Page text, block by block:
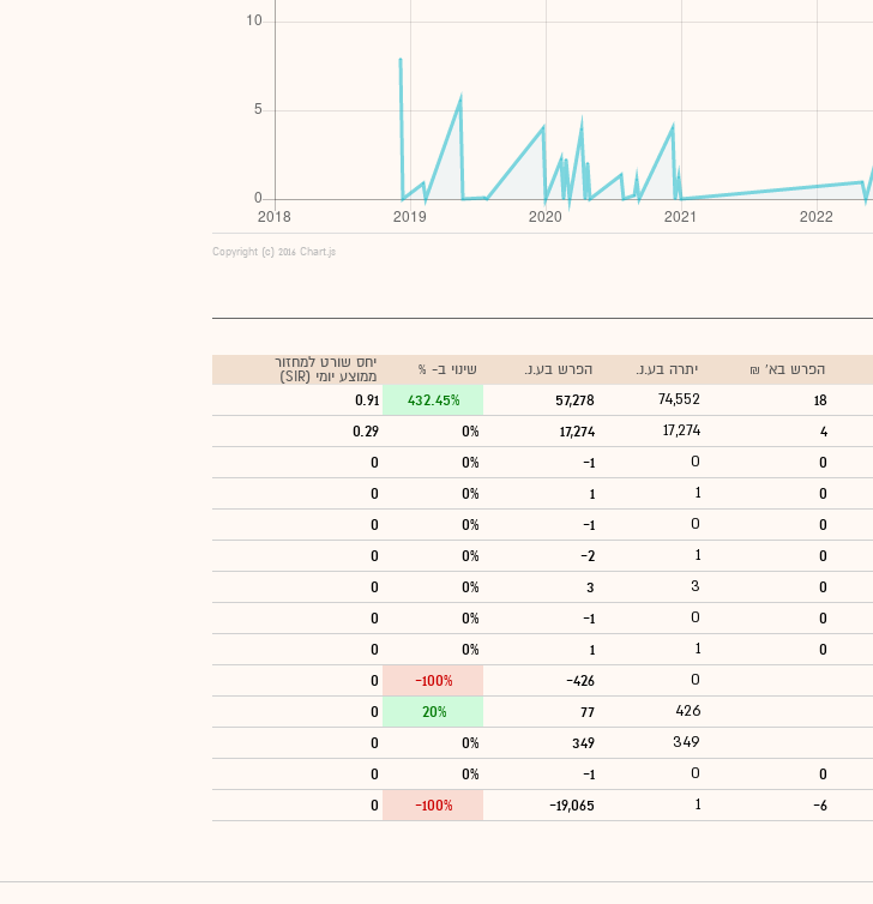
Copyright (c) 2016 Chart.js
הפרש בא' ₪ יתרה בע.נ. הפרש בע.נ. שינוי ב- %
יחס שורט למחזור
ממוצע יומי (SIR)
18
74,552
57,278
432.45%
0.91
4
17,274
17,274
0%
0.29
0
0
-1
0%
0
0
1
1
0%
0
0
0
-1
0%
0
0
1
-2
0%
0
0
3
3
0%
0
0
0
-1
0%
0
0
1
1
0%
0
0
-426
-100%
0
426
77
20%
0
349
349
0%
0
0
0
-1
0%
0
-6
1
-19,065
-100%
0